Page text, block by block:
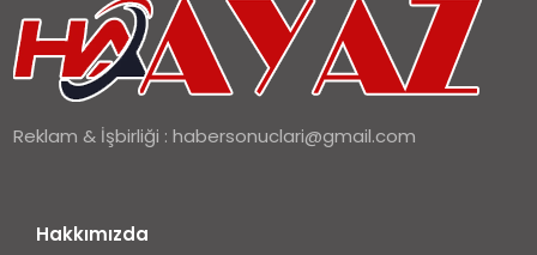
Reklam & İşbirliği :habersonuclari@gmail.com
Hakkımızda